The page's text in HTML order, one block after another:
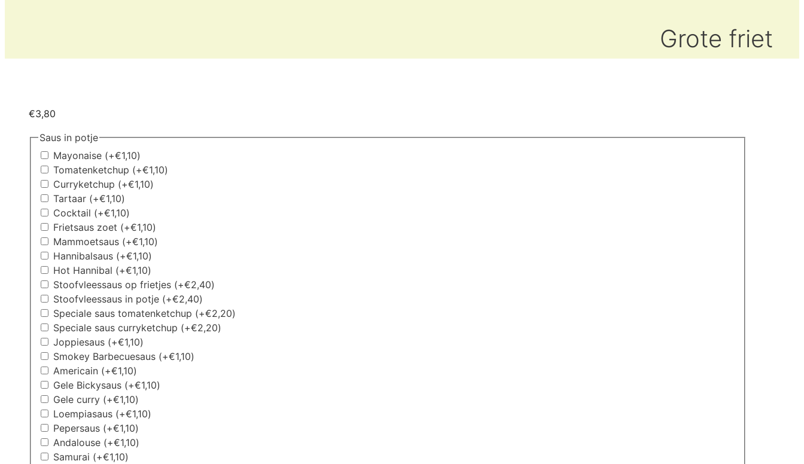
Grote friet
€3,80
Saus in potje
Mayonaise (+€1,10)
Tomatenketchup (+€1,10)
Curryketchup (+€1,10)
Tartaar (+€1,10)
Cocktail (+€1,10)
Frietsaus zoet (+€1,10)
Mammoetsaus (+€1,10)
Hannibalsaus (+€1,10)
Hot Hannibal (+€1,10)
Stoofvleessaus op frietjes (+€2,40)
Stoofvleessaus in potje (+€2,40)
Speciale saus tomatenketchup (+€2,20)
Speciale saus curryketchup (+€2,20)
Joppiesaus (+€1,10)
Smokey Barbecuesaus (+€1,10)
Americain (+€1,10)
Gele Bickysaus (+€1,10)
Gele curry (+€1,10)
Loempiasaus (+€1,10)
Pepersaus (+€1,10)
Andalouse (+€1,10)
Samurai (+€1,10)